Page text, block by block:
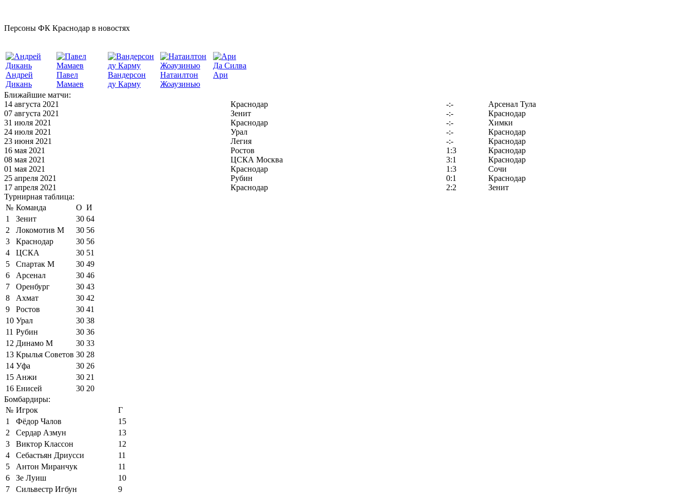
Персоны ФК Краснодар в новостях
Андрей
Дикань
Павел
Мамаев
Вандерсон
ду Карму
Натаилтон
Жоаузинью
Да Силва
Ари
Ближайшие матчи:
14 августа 2021
Краснодар -:-
Арсенал Тула
07 августа 2021
Зенит -:-
Краснодар
31 июля 2021
Краснодар -:-
Химки
24 июля 2021
Урал -:-
Краснодар
23 июня 2021
Легия -:-
Краснодар
16 мая 2021
Ростов 1:3
Краснодар
08 мая 2021
ЦСКА Москва 3:1
Краснодар
01 мая 2021
Краснодар 1:3
Сочи
25 апреля 2021
Рубин 0:1
Краснодар
17 апреля 2021
Краснодар 2:2
Зенит
Турнирная таблица:
№ Команда О И
1
Зенит 30 64
2
Локомотив М 30 56
3
Краснодар 30 56
4
ЦСКА 30 51
5
Спартак М 30 49
6
Арсенал 30 46
7
Оренбург 30 43
8
Ахмат 30 42
9
Ростов 30 41
10 Урал 30 38
11 Рубин 30 36
12 Динамо М 30 33
13 Крылья Советов 30 28
14 Уфа 30 26
15 Анжи 30 21
16 Енисей 30 20
Бомбардиры:
№ Игрок
Г
1
Фёдор Чалов
15
2
Сердар Азмун
13
3
Виктор Классон
12
4
Себастьян Дриусси
11
5
Антон Миранчук
11
6
Зе Луиш
10
7
Сильвестр Игбун
9